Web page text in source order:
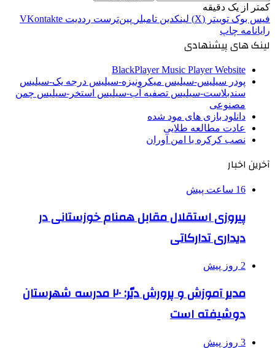
کمتر از یک دقیقه
فیس بوک توییتر (X) لینکدین ‫تامبلر ‫پین‌ترست ‫رددیت ‫VKontakte
رایانامه چاپ
لینک های پیشنهادی
BlackPlayer Music Player Website
پودر سیلیس-سیلیس میکرونیزه-سیلیس درجه یک-سیلیس
سندبلاست-سیلیس تصفیه آب-سیلیس استخر-سیلیس چمن
مصنوعی
دانلود بازی های مود شده
عادت مطالعه طلایی
نصب کرکره با امن آوران
آخرین اخبار
16 ساعت پیش
پیروزی استقلال مقابل همنام خوزستانی در
دیداری تدارکاتی
2 روز پیش
مدیر آموزش و پرورش دیّر: ۲۰ مدرسه شهرستان
دوشیفته است
3 روز پیش